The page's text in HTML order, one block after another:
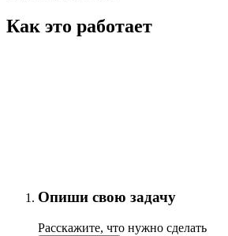
Как это работает
Опиши свою задачу
Расскажите, что нужно сделать